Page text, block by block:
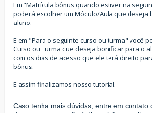
Em "Matrícula bônus quando estiver na
poderá escolher um Módulo/Aula que deseja
aluno.
E em "Para o seguinte curso ou turma" você
Curso ou Turma que deseja bonificar para o
com os dias de acesso que ele terá direito
bônus.
E assim finalizamos nosso tutorial.
Caso tenha mais dúvidas, entre em contato